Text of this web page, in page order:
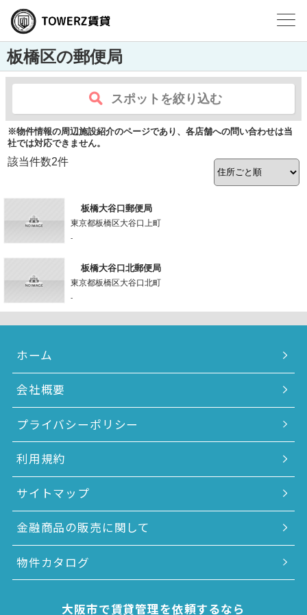
板橋区の郵便局
スポットを絞り込む
※物件情報の周辺施設紹介のページであり、各店舗への問い合わせは当
社では対応できません。
該当件数2件
板橋大谷口郵便局
東京都板橋区大谷口上町
-
板橋大谷口北郵便局
東京都板橋区大谷口北町
-
ホーム
会社概要
プライバシーポリシー
利用規約
サイトマップ
金融商品の販売に関して
物件カタログ
大阪市で賃貸管理を依頼するなら